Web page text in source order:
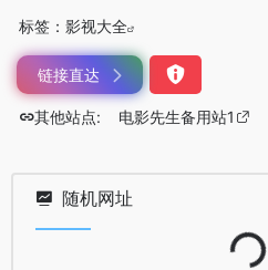
标签： 影视大全
链接直达
其他站点: 电影先生备用站1
随机网址 Loading...